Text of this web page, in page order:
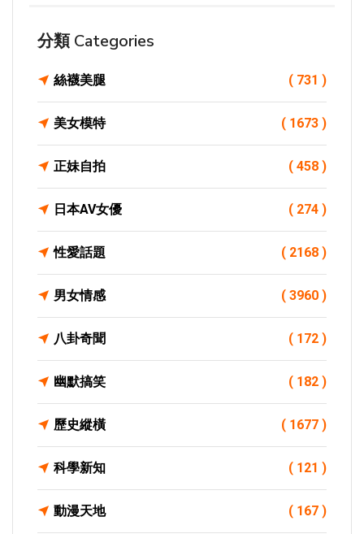
分類 Categories
絲襪美腿 ( 731 )
美女模特 ( 1673 )
正妹自拍 ( 458 )
日本AV女優 ( 274 )
性愛話題 ( 2168 )
男女情感 ( 3960 )
八卦奇聞 ( 172 )
幽默搞笑 ( 182 )
歷史縱橫 ( 1677 )
科學新知 ( 121 )
動漫天地 ( 167 )